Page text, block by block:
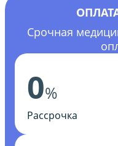
Срочная
0%
Рассрочка